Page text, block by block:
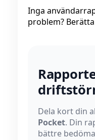
Inga
problem?
Dela kort din
Pocket. Din
bättre